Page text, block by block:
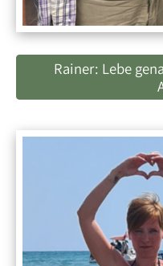
Rainer: Lebe